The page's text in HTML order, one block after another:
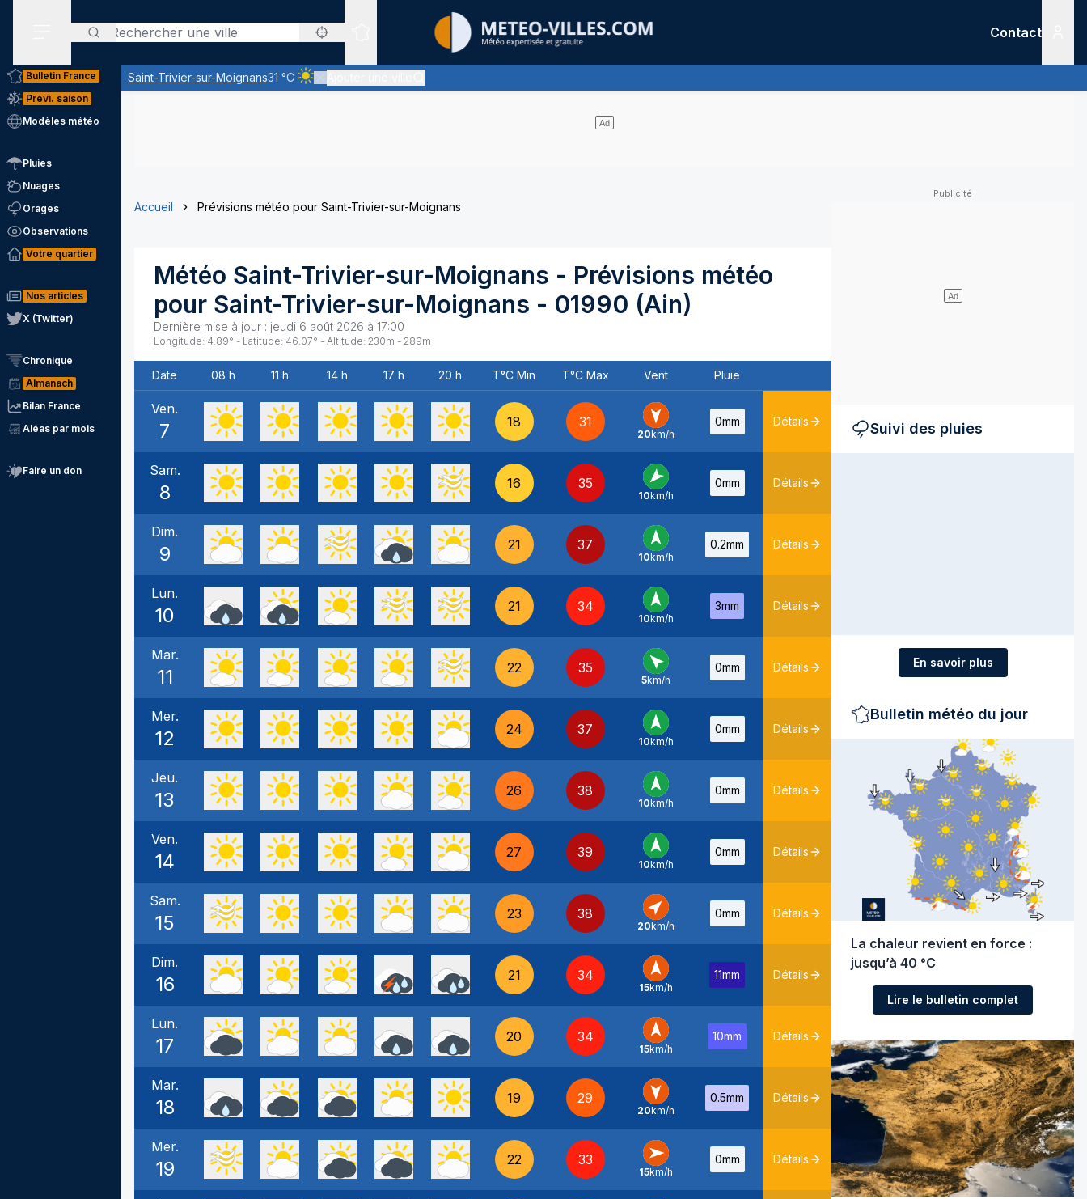
Rechercher
Sites expertis&eacute;s
Contact
Saint-Trivier-sur-Moignans31 °C
Ciel clair - quasiment pas de nuages et un soleil omniprésent
Bulletin France
Prévi. saison
Modèles météo
Pluies
Nuages
Orages
Observations
Votre quartier
Nos articles
X (Twitter)
Chronique
Almanach
Bilan France
Aléas par mois
Faire un don
Accueil Prévisions météo pour Saint-Trivier-sur-Moignans
Météo Saint-Trivier-sur-Moignans - Prévisions météo
pour Saint-Trivier-sur-Moignans - 01990 (Ain)
Dernière mise à jour : jeudi 6 août 2026 à 17:00
Longitude: 4.89° - Latitude: 46.07° - Altitude: 230m - 289m
Date 08 h 11 h 14 h 17 h 20 h T°C Min T°C Max Vent Pluie
Ven.
7 18 31
N -
20km/h
0mm Détails
Sam.
8 16 35
NE -
10km/h
0mm Détails
Dim.
9 21 37
S -
10km/h
0.2mm Détails
Lun.
10 21 34
S -
10km/h
3mm Détails
Mar.
11 22 35
SE -
5km/h
0mm Détails
Mer.
12 24 37
S -
10km/h
0mm Détails
Jeu.
13 26 38
S -
10km/h
0mm Détails
Ven.
14 27 39
S -
10km/h
0mm Détails
Sam.
15 23 38
SO -
20km/h
0mm Détails
Dim.
16 21 34
S -
15km/h
11mm Détails
Lun.
17 20 34
S -
15km/h
10mm Détails
Mar.
18 19 29
N -
20km/h
0.5mm Détails
Mer.
19 22 33
O -
15km/h
0mm Détails
Suivi des pluies
En savoir plus
Bulletin météo du jour
La chaleur revient en force :
jusqu’à 40 °C
Lire le bulletin complet